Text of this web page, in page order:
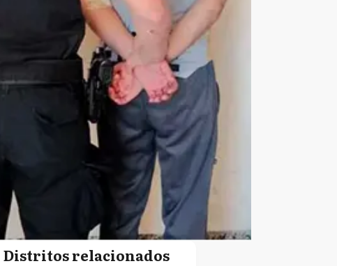
Distritos relacionados